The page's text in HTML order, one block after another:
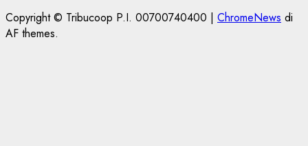
Copyright © Tribucoop P.I. 00700740400 | ChromeNews di
AF themes.